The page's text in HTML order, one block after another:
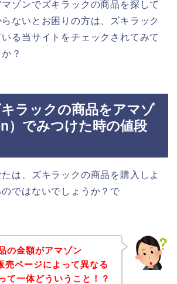
ゾンでズキラックの商品を探して
ないとお困りの方は、ズキラック
る当サイトをチェックされてみて
？
ラックの商品をアマゾ
）でみつけた時の値段
は、ズキラックの商品を購入しよ
ではないでしょうか？で
の金額がアマゾン
売ページによって異なる
て一体どういうこと！？